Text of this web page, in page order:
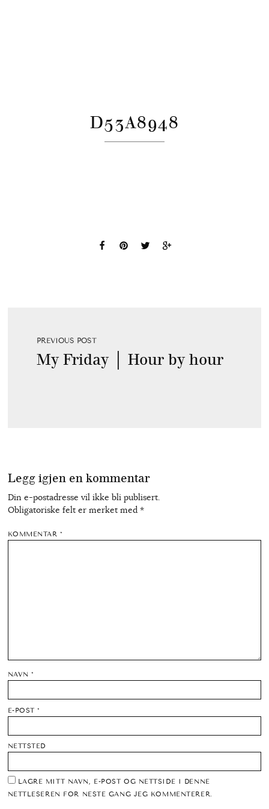
D53A8948
PREVIOUS POST
My Friday │ Hour by hour
Legg igjen en kommentar
Din e-postadresse vil ikke bli publisert.
Obligatoriske felt er merket med *
KOMMENTAR*
NAVN*
E-POST*
NETTSTED
LAGRE MITT NAVN, E-POST OG NETTSIDE I DENNE
NETTLESEREN FOR NESTE GANG JEG KOMMENTERER.